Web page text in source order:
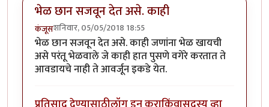
भेळ छान सजवून देत असे. काही
कंजूसशनिवार, 05/05/2018 18:55
भेळ छान सजवून देत असे. काही जणांना भेळ खायची
असे परंतू भेळवाले जे काही हात पुसणे वगेरे करतात ते
आवडायचे नाही ते आवर्जून इकडे येत.